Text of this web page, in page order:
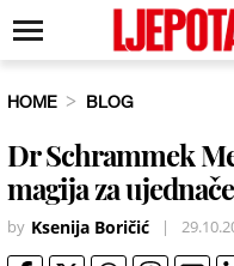
HOME BLOG
Dr Schrammek
magija za
by Ksenija Boričić |